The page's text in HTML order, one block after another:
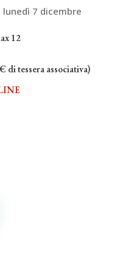
7 dicembre
12
tessera associativa)